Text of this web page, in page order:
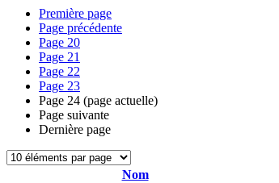
Première page
Page précédente
Page 20
Page 21
Page 22
Page 23
Page 24 (page actuelle)
Page suivante
Dernière page
Nom